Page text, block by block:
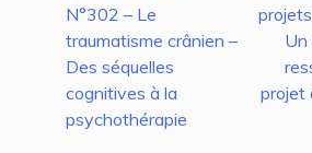
l’article
N°302 – Le
traumatisme crânien –
Des séquelles
cognitives à la
psychothérapie
Un
projet